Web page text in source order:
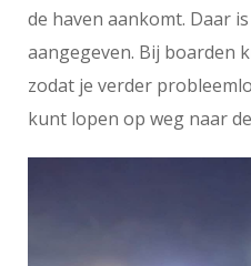
de haven aankomt. Daar
aangegeven. Bij boarden
zodat je verder
kunt lopen op weg naar